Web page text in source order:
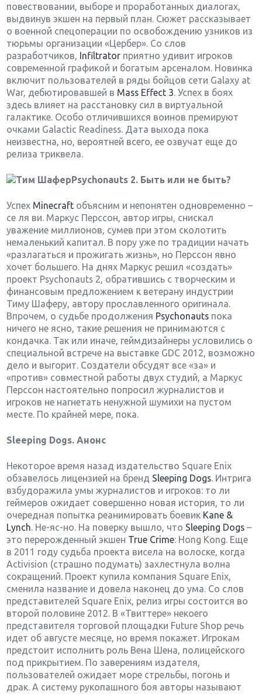
повествовании, выборе и проработанных диалогах,
выдвинув экшен на первый план. Сюжет рассказывает
о военной спецоперации по освобождению узников из
тюрьмы организации «Цербер». Со слов
разработчиков, Infiltrator приятно удивит игроков
современной графикой и богатым арсеналом. Новинка
включит пользователей в ряды бойцов сети Galaxy at
War, дебютировавшей в Mass Effect 3. Успех в боях
здесь влияет на расстановку сил в виртуальной
галактике. Особо отличившихся воинов премируют
очками Galactic Readiness. Дата выхода пока
неизвестна, но, вероятней всего, ее озвучат еще до
релиза триквела.
Psychonauts 2. Быть или не быть?
Успех Minecraft объясним и непонятен одновременно –
се ля ви. Маркус Перссон, автор игры, снискал
уважение миллионов, сумев при этом сколотить
немаленький капитал. В пору уже по традиции начать
«разлагаться и прожигать жизнь», но Перссон явно
хочет большего. На днях Маркус решил «создать»
проект Psychonauts 2, обратившись с творческим и
финансовым предложением к ветерану индустрии
Тиму Шаферу, автору прославленного оригинала.
Впрочем, о судьбе продолжения Psychonauts пока
ничего не ясно, такие решения не принимаются с
кондачка. Так или иначе, геймдизайнеры условились о
специальной встрече на выставке GDC 2012, возможно
дело и выгорит. Создатели обсудят все «за» и
«против» совместной работы двух студий, а Маркус
Перссон настоятельно попросил журналистов и
игроков не нагнетать ненужной шумихи на пустом
месте. По крайней мере, пока.
Sleeping Dogs. Анонс
Некоторое время назад издательство Square Enix
обзавелось лицензией на бренд Sleeping Dogs. Интрига
взбудоражила умы журналистов и игроков: то ли
геймеров ожидает совершенно новая история, то ли
очередная попытка реанимировать боевик Kane &
Lynch. Не-яс-но. На поверку вышло, что Sleeping Dogs –
это перерожденный экшен True Crime: Hong Kong. Еще
в 2011 году судьба проекта висела на волоске, когда
Activision (страшно подумать) захлестнула волна
сокращений. Проект купила компания Square Enix,
сменила название и довела наконец до ума. Со слов
представителей Square Enix, релиз игры состоится во
второй половине 2012. В «Твиттере» некоего
представителя торговой площадки Future Shop речь
идет об августе месяце, но время покажет. Игрокам
предстоит исполнить роль Вена Шена, полицейского
под прикрытием. По заверениям издателя,
пользователей ожидает море стрельбы, погонь и
драк. А систему рукопашного боя авторы называют